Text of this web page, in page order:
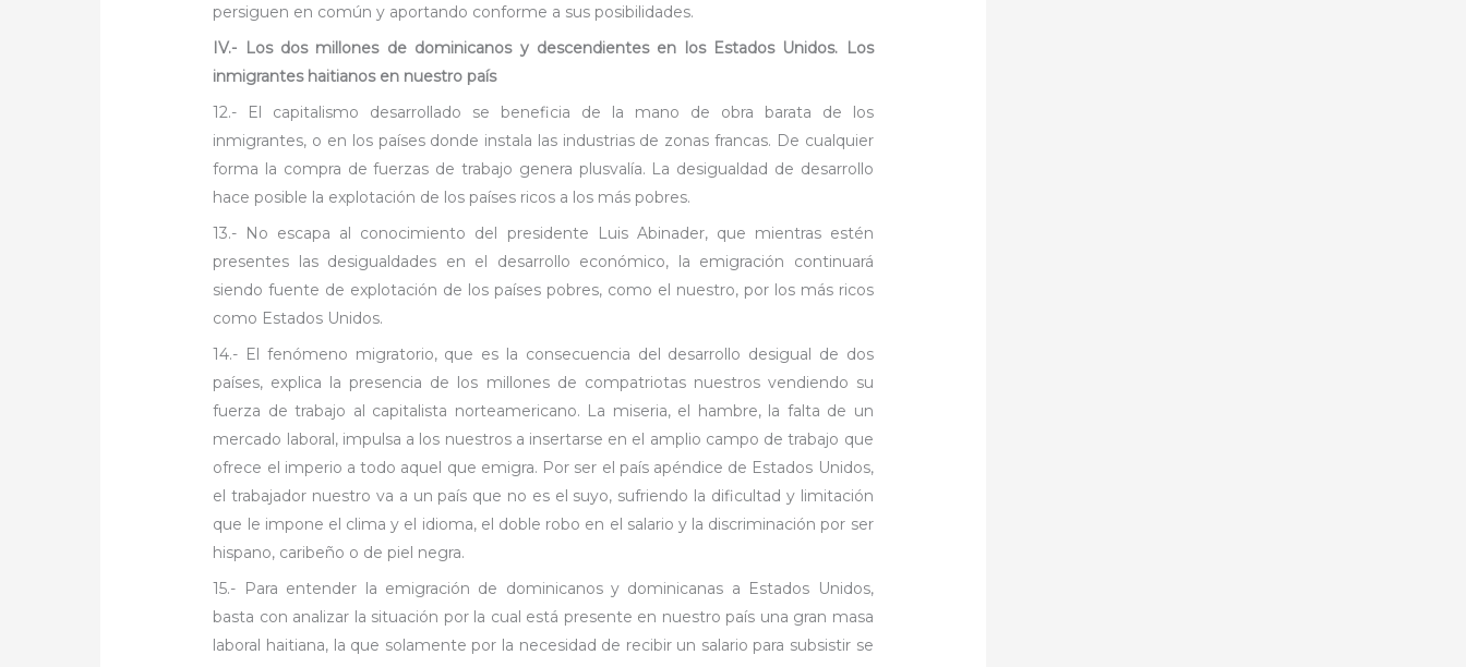
persiguen en común y aportando conforme a sus posibilidades.
IV.- Los dos millones de dominicanos y descendientes en los Estados Unidos. Los
inmigrantes haitianos en nuestro país
12.- El capitalismo desarrollado se beneficia de la mano de obra barata de los
inmigrantes, o en los países donde instala las industrias de zonas francas. De cualquier
forma la compra de fuerzas de trabajo genera plusvalía. La desigualdad de desarrollo
hace posible la explotación de los países ricos a los más pobres.
13.- No escapa al conocimiento del presidente Luis Abinader, que mientras estén
presentes las desigualdades en el desarrollo económico, la emigración continuará
siendo fuente de explotación de los países pobres, como el nuestro, por los más ricos
como Estados Unidos.
14.- El fenómeno migratorio, que es la consecuencia del desarrollo desigual de dos
países, explica la presencia de los millones de compatriotas nuestros vendiendo su
fuerza de trabajo al capitalista norteamericano. La miseria, el hambre, la falta de un
mercado laboral, impulsa a los nuestros a insertarse en el amplio campo de trabajo que
ofrece el imperio a todo aquel que emigra. Por ser el país apéndice de Estados Unidos,
el trabajador nuestro va a un país que no es el suyo, sufriendo la dificultad y limitación
que le impone el clima y el idioma, el doble robo en el salario y la discriminación por ser
hispano, caribeño o de piel negra.
15.- Para entender la emigración de dominicanos y dominicanas a Estados Unidos,
basta con analizar la situación por la cual está presente en nuestro país una gran masa
laboral haitiana, la que solamente por la necesidad de recibir un salario para subsistir se